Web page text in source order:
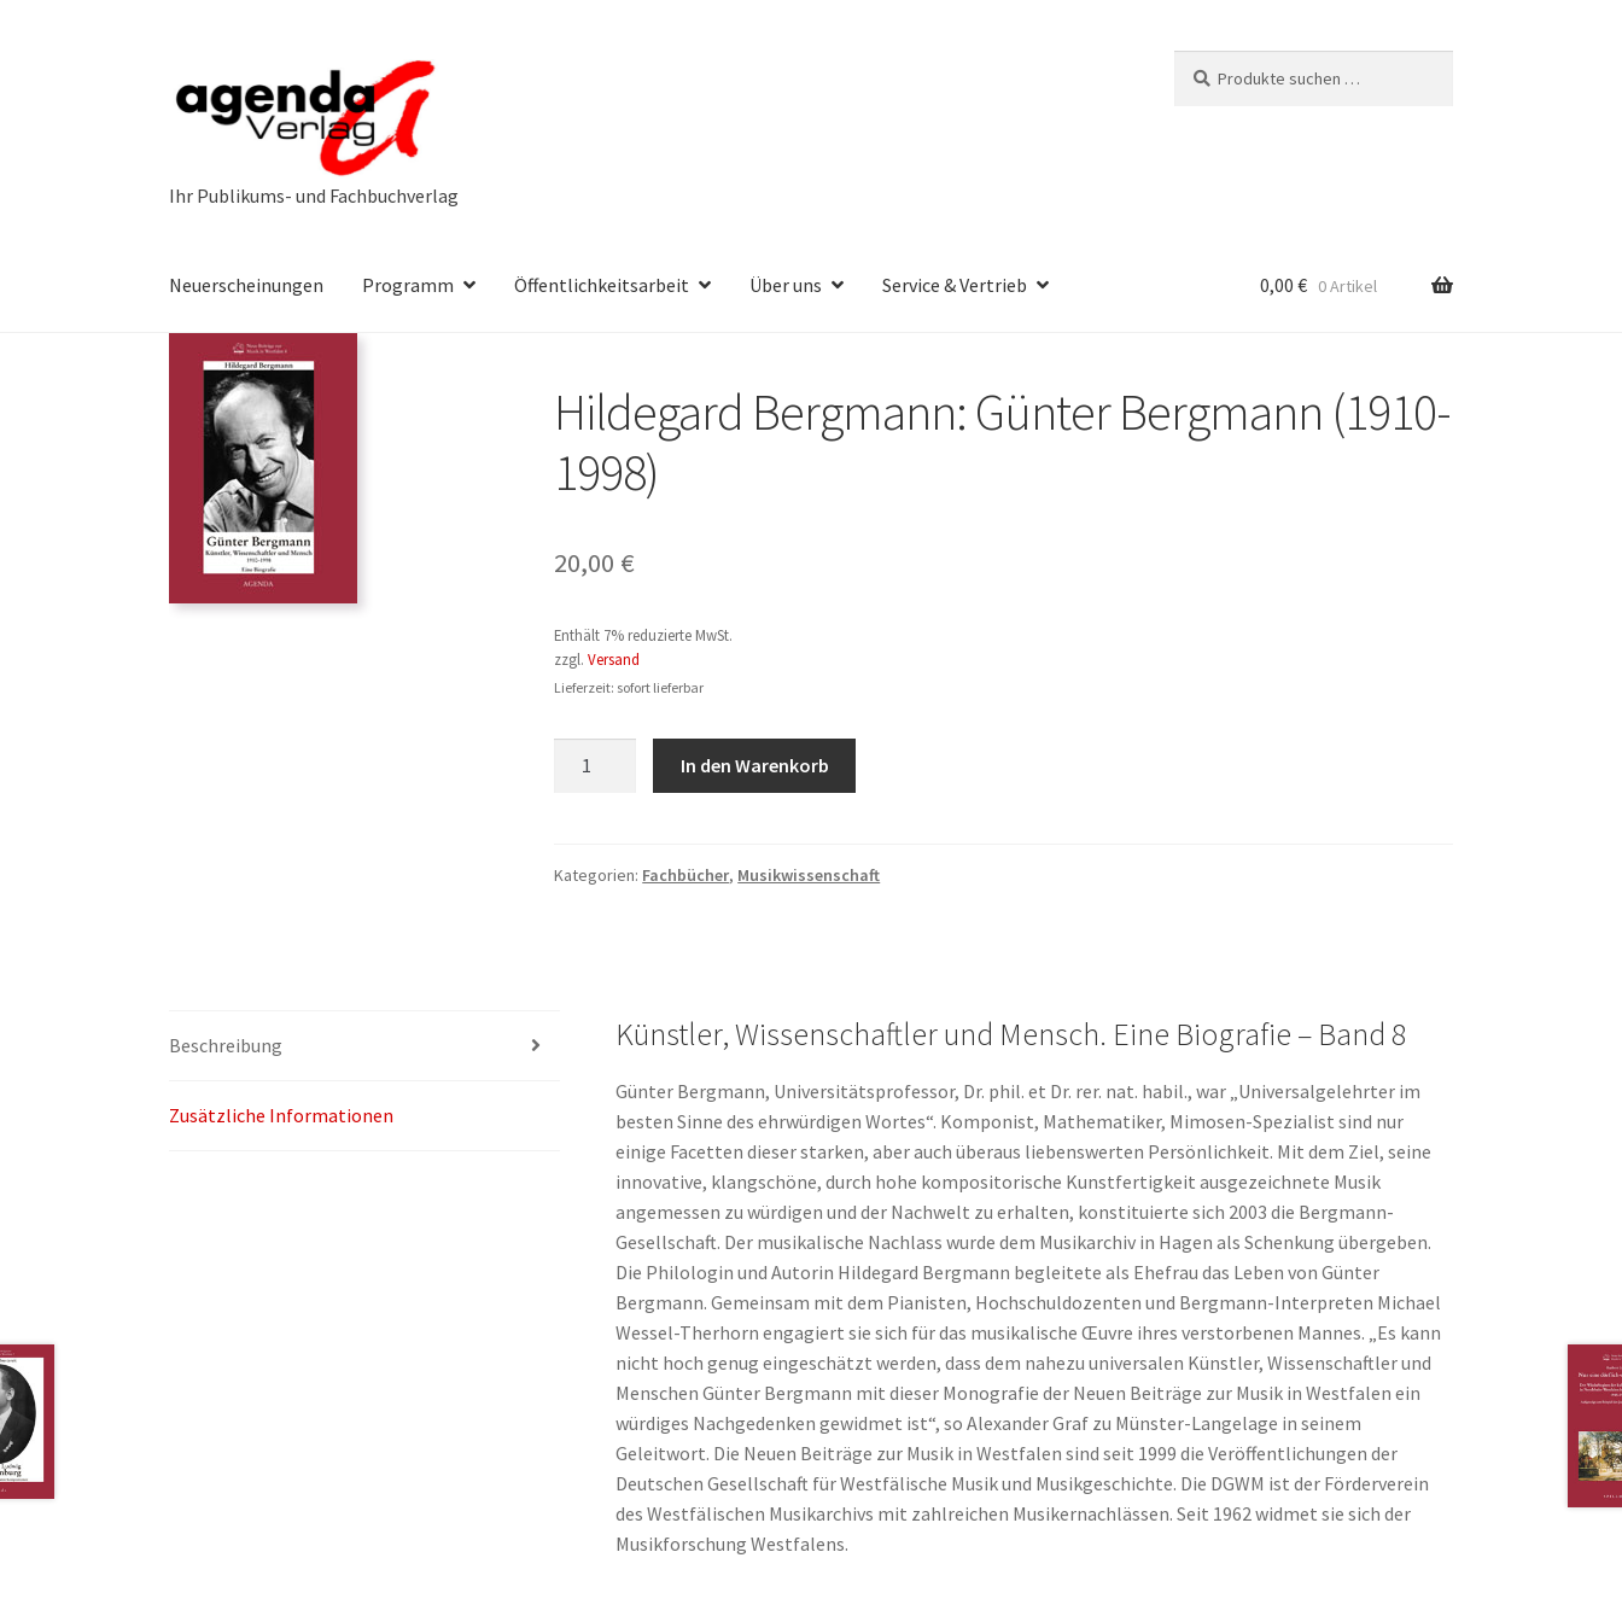
Navigation
springen
Inhalt
springen
nach:
Neuerscheinungen Programm Öffentlichkeitsarbeit Über uns Service & Vertrieb 0,00€ 0 Artikel
Hildegard Bergmann: Günter Bergmann (1910-
1998)
20,00 €
Enthält 7% reduzierte MwSt.
zzgl.Versand
Lieferzeit: sofort lieferbar
(1910-
In den Warenkorb
Kategorien: Fachbücher, Musikwissenschaft
Beschreibung
Zusätzliche Informationen
Künstler, Wissenschaftler und Mensch. Eine Biografie – Band 8
Günter Bergmann, Universitätsprofessor, Dr. phil. et Dr. rer. nat. habil., war „Universalgelehrter im
besten Sinne des ehrwürdigen Wortes“. Komponist, Mathematiker, Mimosen-Spezialist sind nur
einige Facetten dieser starken, aber auch überaus liebenswerten Persönlichkeit. Mit dem Ziel, seine
innovative, klangschöne, durch hohe kompositorische Kunstfertigkeit ausgezeichnete Musik
angemessen zu würdigen und der Nachwelt zu erhalten, konstituierte sich 2003 die Bergmann-
Gesellschaft. Der musikalische Nachlass wurde dem Musikarchiv in Hagen als Schenkung übergeben.
Die Philologin und Autorin Hildegard Bergmann begleitete als Ehefrau das Leben von Günter
Bergmann. Gemeinsam mit dem Pianisten, Hochschuldozenten und Bergmann-Interpreten Michael
Wessel-Therhorn engagiert sie sich für das musikalische Œuvre ihres verstorbenen Mannes. „Es kann
nicht hoch genug eingeschätzt werden, dass dem nahezu universalen Künstler, Wissenschaftler und
Menschen Günter Bergmann mit dieser Monografie der Neuen Beiträge zur Musik in Westfalen ein
würdiges Nachgedenken gewidmet ist“, so Alexander Graf zu Münster-Langelage in seinem
Geleitwort. Die Neuen Beiträge zur Musik in Westfalen sind seit 1999 die Veröffentlichungen der
Deutschen Gesellschaft für Westfälische Musik und Musikgeschichte. Die DGWM ist der Förderverein
des Westfälischen Musikarchivs mit zahlreichen Musikernachlässen. Seit 1962 widmet sie sich der
Musikforschung Westfalens.